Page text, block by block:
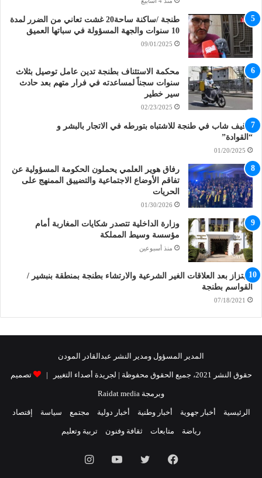
طنجة /ساكنة ساحة20 غشت تعاني من الضرر لمدة
10 سنوات والجهة المسؤولة في سباتها العميق
09/01/2025
محكمة الاستئناف بطنجة تدين عامل توصيل بثلاث
سنوات سجناً لمساعدته في فرار متهم بعد حادث
سير خطير
02/23/2025
توقيف شاب في طنجة للاشتباه بتورطه في الاتجار بالبشر و
“القوادة”
01/20/2025
رفاق هوير العلمي يحملون الحكومة المسؤولية عن
تفاقم الأوضاع الاجتماعية والتضييق الممنهج على
الحريات
01/30/2026
وزارة الداخلية تتصدر شكايات المغاربة أمام
مؤسسة وسيط المملكة
منذ أسبوعين
الابتزاز بعد العلاقات الغير الشرعية والارتشاء بطنجة بمنطقة بنبشير /
القواسم بطنجة
07/18/2021
المدير المسؤول ومدير النشر عبدالقادر المودن
حقوق النشر 2021، جميع الحقوق محفوظة | لجريدة أصداء التغيير | تصميم
وبرمجة Raidat media
الرئيسية أخبار جهوية أخبار وطنية أخبار دولية مجتمع سياسة إقتصاد
رياضة متابعات ثقافة وفنون تربية وتعليم
فيسبوك تويتر يوتيوبانستقرام